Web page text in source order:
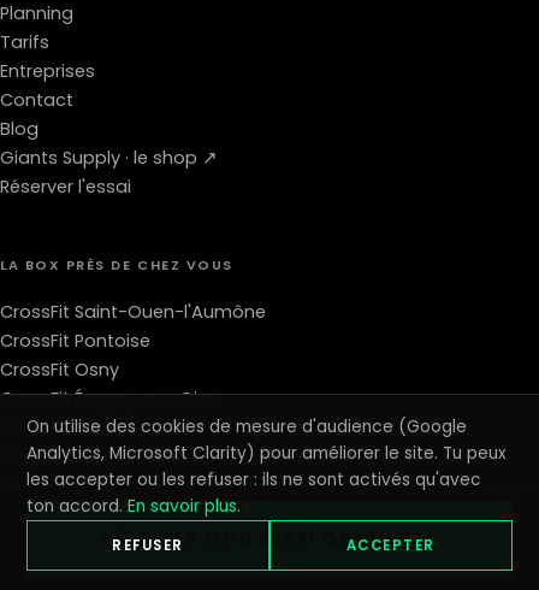
Planning
Tarifs
Entreprises
Contact
Blog
Giants Supply · le shop ↗
Réserver l'essai
LA BOX PRÈS DE CHEZ VOUS
CrossFit Saint-Ouen-l'Aumône
CrossFit Pontoise
CrossFit Osny
CrossFit Éragny-sur-Oise
CrossFit Vauréal
CrossFit Jouy-le-Moutier
CrossFit Franconville
CrossFit Beauchamp
CrossFit Pierrelaye
CrossFit Conflans-Sainte-Honorine
RÉSERVER MON ESSAI GRATUIT →
On utilise des cookies de mesure d'audience (Google
Analytics, Microsoft Clarity) pour améliorer le site. Tu peux
les accepter ou les refuser : ils ne sont activés qu'avec
ton accord.En savoir plus.
REFUSER ACCEPTER